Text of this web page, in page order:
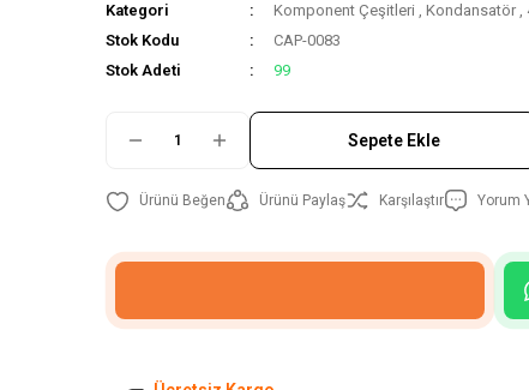
Kategori Komponent Çeşitleri , Kondansatör ,
Stok Kodu
CAP-0083
Stok Adeti
99
Sepete Ekle
Ürünü Paylaş Karşılaştır Yorum